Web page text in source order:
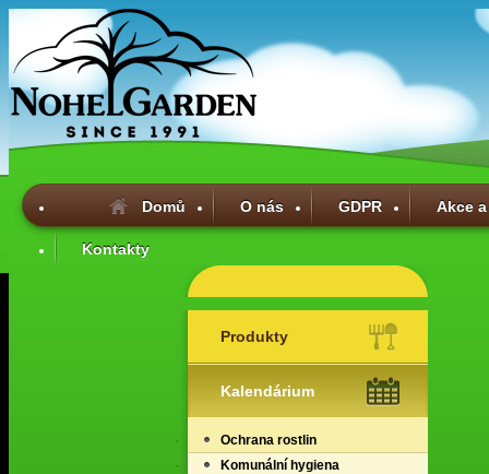
Domů O nás GDPR Akce
Kontakty
Produkty
Kalendárium
Ochrana rostlin
Komunální hygiena